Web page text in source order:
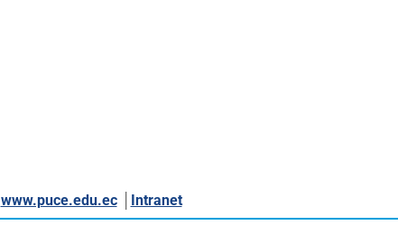
www.puce.edu.ec│ Intranet